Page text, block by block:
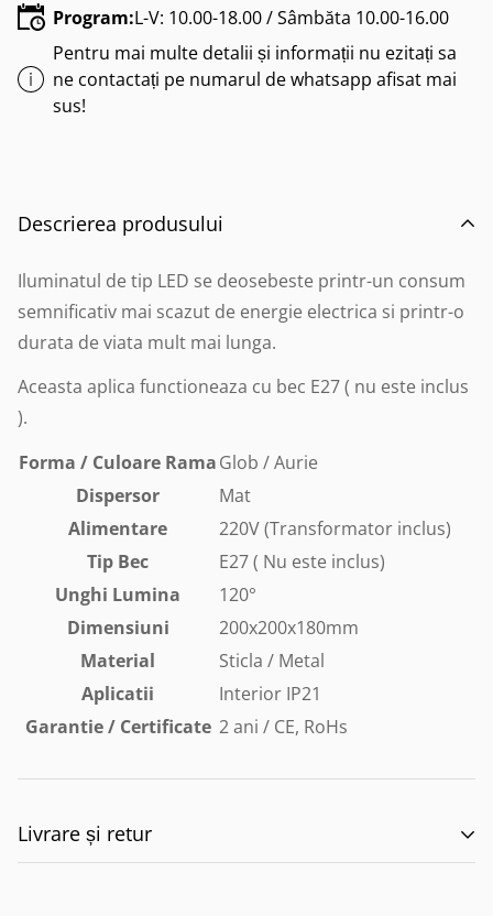
Program:L-V: 10.00-18.00 / Sâmbăta 10.00-16.00
Pentru mai multe detalii și informații nu ezitați sa
ne contactați pe numarul de whatsapp afisat mai
sus!
Descrierea produsului
Iluminatul de tip LED se deosebeste printr-un consum
semnificativ mai scazut de energie electrica si printr-o
durata de viata mult mai lunga.
Aceasta aplica functioneaza cu bec E27 ( nu este inclus
).
Forma / Culoare RamaGlob / Aurie
Dispersor
Mat
Alimentare
220V (Transformator inclus)
Tip Bec
E27 ( Nu este inclus)
Unghi Lumina
120°
Dimensiuni
200x200x180mm
Material
Sticla / Metal
Aplicatii
Interior IP21
Garantie / Certificate 2 ani / CE, RoHs
Livrare și retur